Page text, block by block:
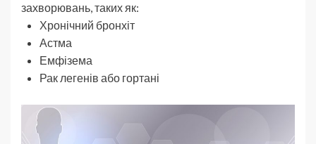
захворювань, таких як:
Хронічний бронхіт
Астма
Емфізема
Рак легенів або гортані